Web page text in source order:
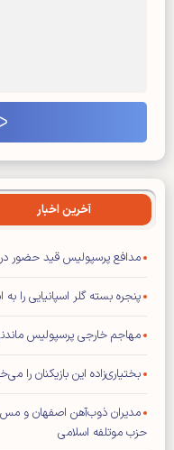
آخرین اخبار
مدافع پرسپولیس قید حضور در
پنجره بسته گلر اسپانیایی را به
مهاجم خارجی پرسپولیس
بختیاری‌زاده این بازیکنان را
مدیران ذوب‌آهن اصفهان و
حزب موتلفه اسلامی